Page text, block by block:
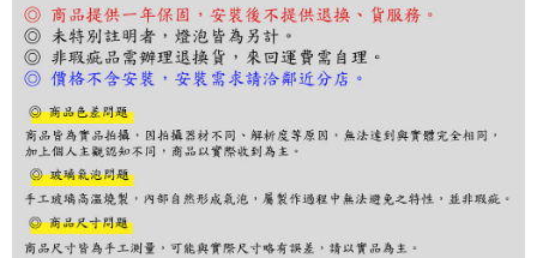
結帳頁面，進行簡訊認證並確認金額後，即可完成結帳。
２．訂單成立數日內，您將收到繳費通知簡訊。
３．收到繳費通知簡訊後14天內，點擊此簡訊中的連結，可透過四大超商／
ATM／網路銀行／等多元方式進行付款，方視為交易完成。
購買商品的店家。未經商家同意取消之訂單仍視為有效，需透過AFTEE先享
後付繳納相關費用。
※ 交易是否成功請以「AFTEE先享後付 」之結帳頁面顯示為準，若有關於
是否繳費成功／繳費後需取消欲退款等相關疑問，請聯繫「AFTEE先享後付
客戶支援中心」 https://netprotections.freshdesk.com/support/home
【注意事項】